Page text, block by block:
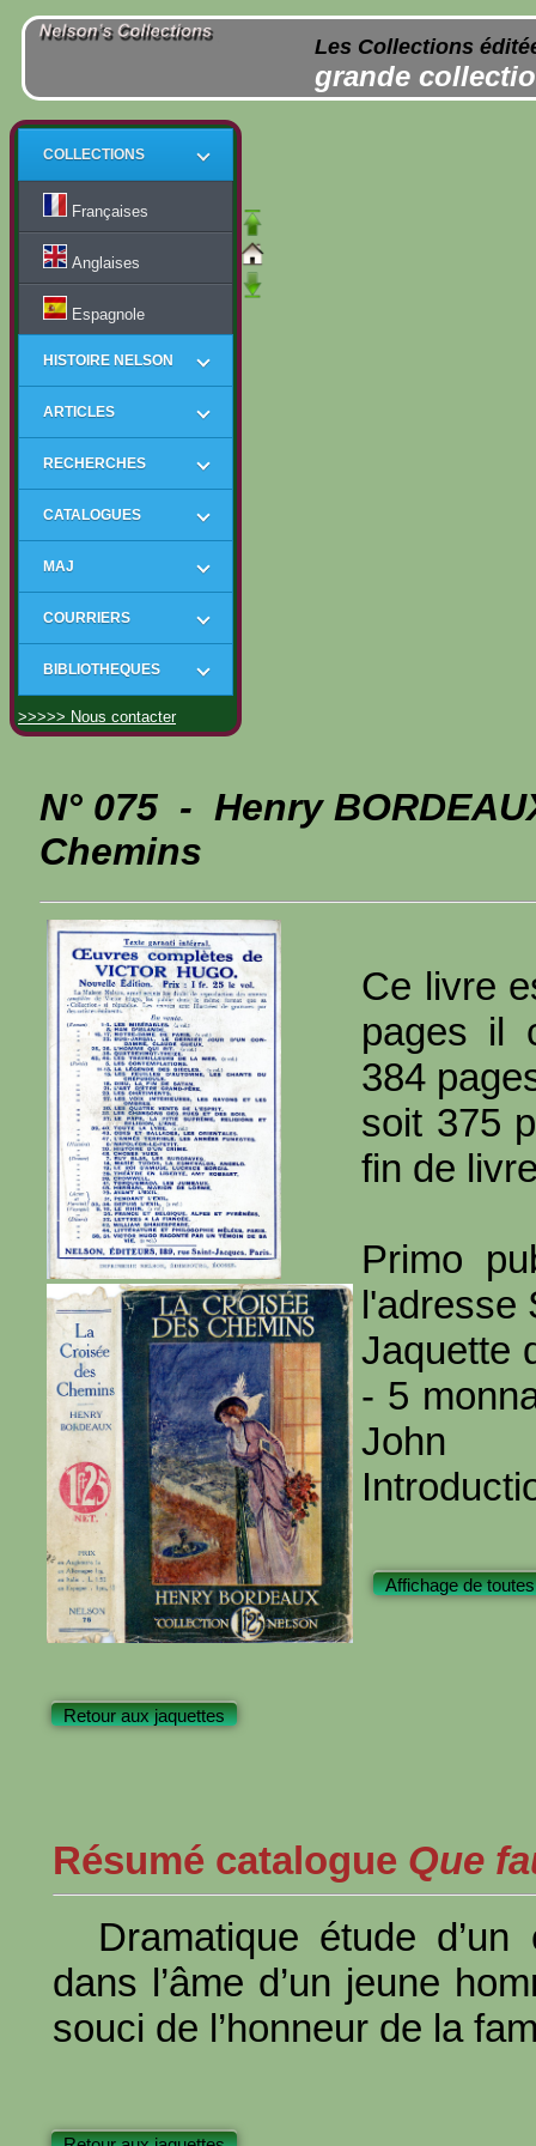
Les Collections
grande
COLLECTIONS
Françaises
Anglaises
Espagnole
HISTOIRE NELSON
ARTICLES
RECHERCHES
CATALOGUES
MAJ
COURRIERS
BIBLIOTHEQUES
>>>>> Nous contacter
N° 075 - Henry
Chemins
Ce livre
pages il
384
soit 375
fin de
Primo
l'adresse
Jaquette
- 5
John
Affichage de
Retour aux jaquettes
Résumé catalogue Que
Dramatique étude
dans l’âme d’un jeune
souci de l’honneur de la